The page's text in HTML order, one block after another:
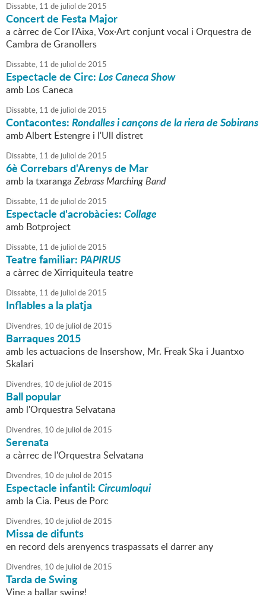
Dissabte, 11 de juliol de2015
Concert de Festa Major
a càrrec de Cor l'Aixa, Vox·Art conjunt vocal i Orquestra de
Cambra de Granollers
Dissabte, 11 de juliol de2015
Espectacle de Circ:Los Caneca Show
amb Los Caneca
Dissabte, 11 de juliol de2015
Contacontes:Rondalles i cançons de la riera de Sobirans
amb Albert Estengre i l'Ull distret
Dissabte, 11 de juliol de2015
6è Correbars d'Arenys de Mar
amb la txarangaZebrass Marching Band
Dissabte, 11 de juliol de2015
Espectacle d'acrobàcies:Collage
amb Botproject
Dissabte, 11 de juliol de2015
Teatre familiar:PAPIRUS
a càrrec de Xirriquiteula teatre
Dissabte, 11 de juliol de2015
Inflables a la platja
Divendres, 10 de juliol de2015
Barraques 2015
amb les actuacions de Insershow, Mr. Freak Ska i Juantxo
Skalari
Divendres, 10 de juliol de2015
Ball popular
amb l'Orquestra Selvatana
Divendres, 10 de juliol de2015
Serenata
a càrrec de l'Orquestra Selvatana
Divendres, 10 de juliol de2015
Espectacle infantil:Circumloqui
amb la Cia. Peus de Porc
Divendres, 10 de juliol de2015
Missa de difunts
en record dels arenyencs traspassats el darrer any
Divendres, 10 de juliol de2015
Tarda de Swing
Vine a ballar swing!